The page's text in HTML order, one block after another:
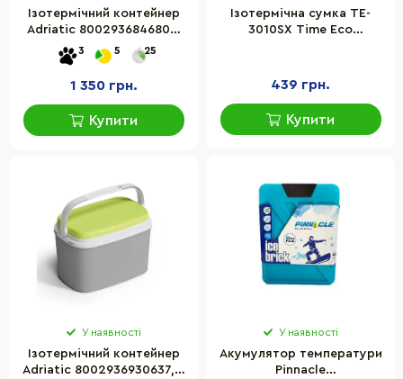
Ізотермічний контейнер
Adriatic 8002936846808,
24 л, синій
3 5 25
1 350 грн.
Купити
Ізотермічна сумка TE-
3010SX Time Eco
439 грн.
Купити
У наявності
Ізотермічний контейнер
Adriatic 8002936930637, 6
У наявності
Акумулятор температури
Pinnacle